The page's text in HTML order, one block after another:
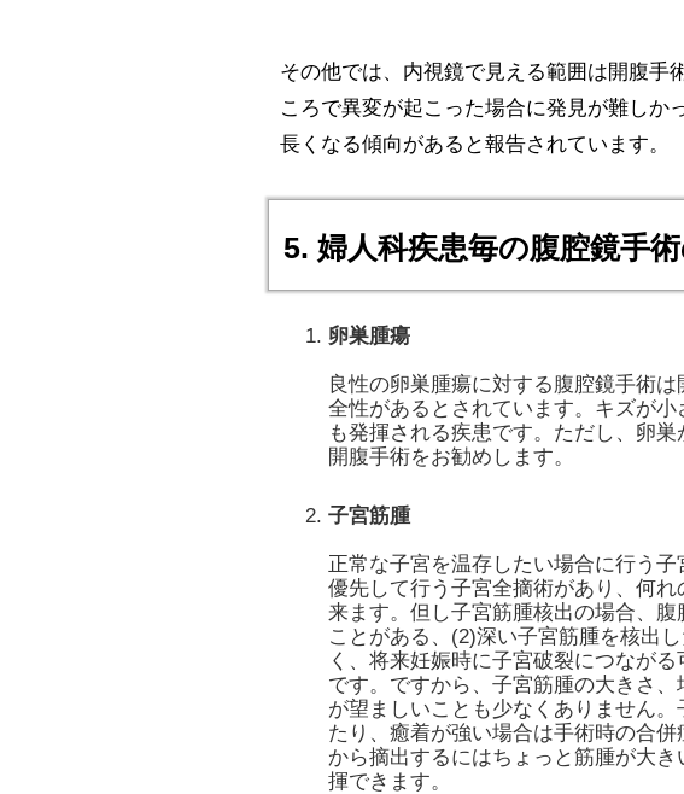
その他では、内視鏡で見える範囲は開腹手
ころで異変が起こった場合に発見が難しか
長くなる傾向があると報告されています。
5. 婦人科疾患毎の腹腔鏡手
卵巣腫瘍
良性の卵巣腫瘍に対する腹腔鏡手術
全性があるとされています。キズが
も発揮される疾患です。ただし、卵
開腹手術をお勧めします。
子宮筋腫
正常な子宮を温存したい場合に行う
優先して行う子宮全摘術があり、何
来ます。但し子宮筋腫核出の場合、
ことがある、(2)深い子宮筋腫を核出
く、将来妊娠時に子宮破裂につなが
です。ですから、子宮筋腫の大きさ
が望ましいことも少なくありません
たり、癒着が強い場合は手術時の合
から摘出するにはちょっと筋腫が大
揮できます。